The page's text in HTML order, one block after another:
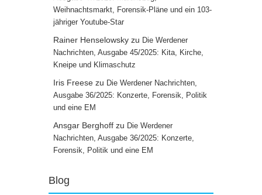
Weihnachtsmarkt, Forensik-Pläne und ein 103-
jähriger Youtube-Star
Rainer Henselowsky zu Die Werdener
Nachrichten, Ausgabe 45/2025: Kita, Kirche,
Kneipe und Klimaschutz
Iris Freese zu Die Werdener Nachrichten,
Ausgabe 36/2025: Konzerte, Forensik, Politik
und eine EM
Ansgar Berghoff zu Die Werdener
Nachrichten, Ausgabe 36/2025: Konzerte,
Forensik, Politik und eine EM
Blog